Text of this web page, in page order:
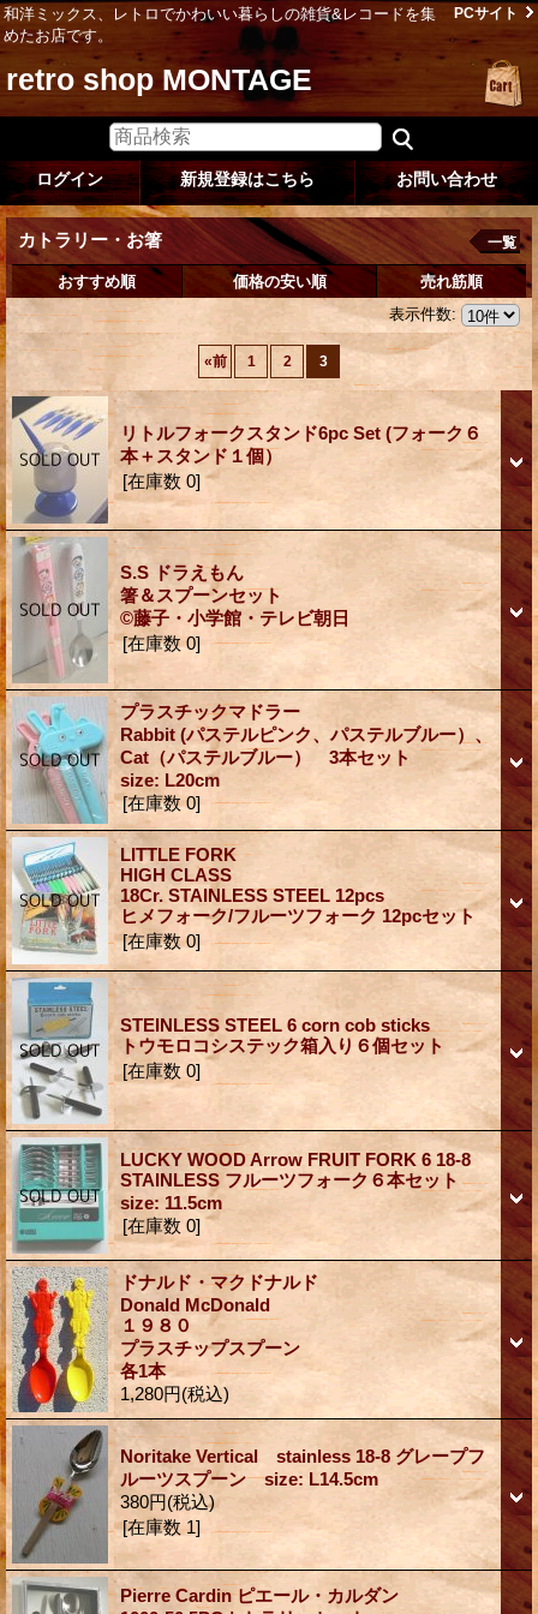
和洋ミックス、レトロでかわいい暮らしの雑貨&レコードを集
めたお店です。
PCサイト
retro shop MONTAGE
ログイン 新規登録はこちら お問い合わせ
カトラリー・お箸 一覧
おすすめ順 価格の安い順
売れ筋順
表示件数:
«前 1 2 3
リトルフォークスタンド6pc Set (フォーク６
本＋スタンド１個）
[在庫数 0]
S.S ドラえもん
箸＆スプーンセット
©藤子・小学館・テレビ朝日
[在庫数 0]
プラスチックマドラー
Rabbit (パステルピンク、パステルブルー）、
Cat（パステルブルー） 3本セット
size: L20cm
[在庫数 0]
LITTLE FORK
HIGH CLASS
18Cr. STAINLESS STEEL 12pcs
ヒメフォーク/フルーツフォーク 12pcセット
[在庫数 0]
STEINLESS STEEL 6 corn cob sticks
トウモロコシステック箱入り６個セット
[在庫数 0]
LUCKY WOOD Arrow FRUIT FORK 6 18-8
STAINLESS フルーツフォーク６本セット
size: 11.5cm
[在庫数 0]
ドナルド・マクドナルド
Donald McDonald
１９８０
プラスチップスプーン
各1本
1,280円(税込)
Noritake Vertical stainless 18-8 グレープフ
ルーツスプーン size: L14.5cm
380円(税込)
[在庫数 1]
Pierre Cardin ピエール・カルダン